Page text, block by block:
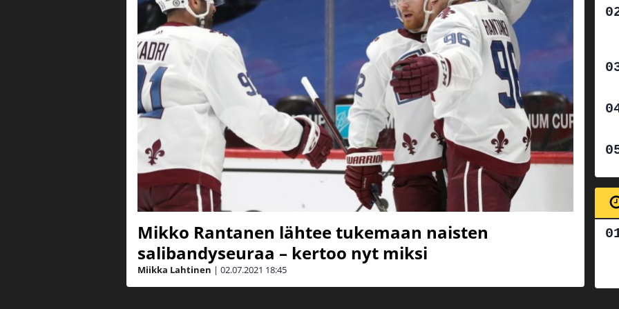
Mikko Rantanen lähtee tukemaan naisten
salibandyseuraa – kertoo nyt miksi
Miikka Lahtinen | 02.07.2021 18:45